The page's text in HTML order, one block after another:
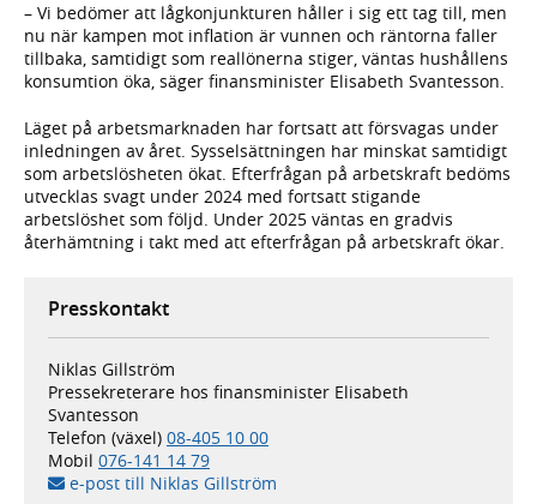
– Vi bedömer att lågkonjunkturen håller i sig ett tag till, men
nu när kampen mot inflation är vunnen och räntorna faller
tillbaka, samtidigt som reallönerna stiger, väntas hushållens
konsumtion öka, säger finansminister Elisabeth Svantesson.
Läget på arbetsmarknaden har fortsatt att försvagas under
inledningen av året. Sysselsättningen har minskat samtidigt
som arbetslösheten ökat. Efterfrågan på arbetskraft bedöms
utvecklas svagt under 2024 med fortsatt stigande
arbetslöshet som följd. Under 2025 väntas en gradvis
återhämtning i takt med att efterfrågan på arbetskraft ökar.
Presskontakt
Niklas Gillström
Pressekreterare hos finansminister Elisabeth
Svantesson
Telefon (växel) 08-405 10 00
Mobil 076-141 14 79
e-post till Niklas Gillström